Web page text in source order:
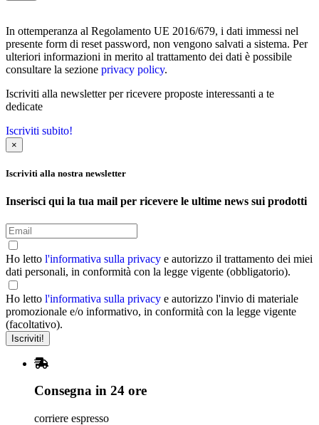
In ottemperanza al Regolamento UE 2016/679, i dati immessi nel
presente form di reset password, non vengono salvati a sistema. Per
ulteriori informazioni in merito al trattamento dei dati è possibile
consultare la sezione privacy policy.
Iscriviti alla newsletter per ricevere proposte interessanti a te
dedicate
Iscriviti subito!
×
Iscriviti alla nostra newsletter
Inserisci qui la tua mail per ricevere le ultime news sui prodotti
Ho letto l'informativa sulla privacy e autorizzo il trattamento dei miei
dati personali, in conformità con la legge vigente (obbligatorio).
Ho letto l'informativa sulla privacy e autorizzo l'invio di materiale
promozionale e/o informativo, in conformità con la legge vigente
(facoltativo).
Consegna in 24 ore
corriere espresso